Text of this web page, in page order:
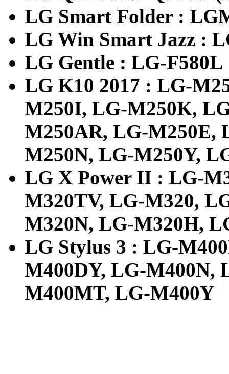
LG Smart Folder :
LG Win Smart Jazz :
LG Gentle : LG-F580L
LG K10 2017 : LG-
M250I, LG-M250K,
M250AR, LG-M250E,
M250N, LG-M250Y,
LG X Power II : LG-
M320TV, LG-M320,
M320N, LG-M320H,
LG Stylus 3 : LG-
M400DY, LG-M400N,
M400MT, LG-M400Y